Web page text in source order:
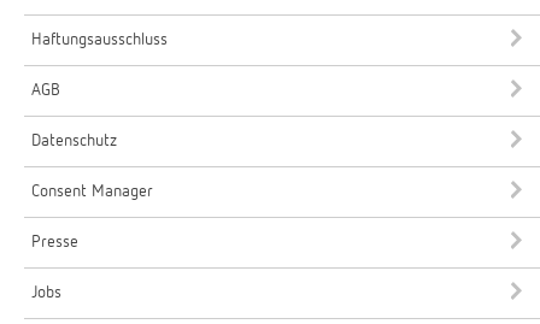
Haftungsausschluss
AGB
Datenschutz
Consent Manager
Presse
Jobs